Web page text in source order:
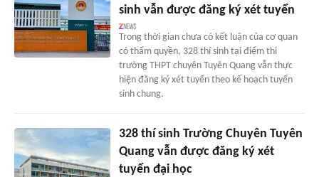
sinh vẫn được đăng ký xét tuyển
Trong thời gian chưa có kết luận của cơ quan
có thẩm quyền, 328 thí sinh tại điểm thi
trường THPT chuyên Tuyên Quang vẫn thực
hiện đăng ký xét tuyển theo kế hoạch tuyển
sinh chung.
328 thí sinh Trường Chuyên Tuyên
Quang vẫn được đăng ký xét
tuyển đại học